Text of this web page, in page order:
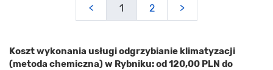
< 1 2 >
Koszt wykonania usługi odgrzybianie klimatyzacji
(metoda chemiczna) w Rybniku: od 120,00 PLN do